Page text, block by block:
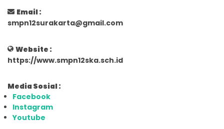
Email :
smpn12surakarta@gmail.com
Website :
https://www.smpn12ska.sch.id
Media Sosial :
Facebook
Instagram
Youtube